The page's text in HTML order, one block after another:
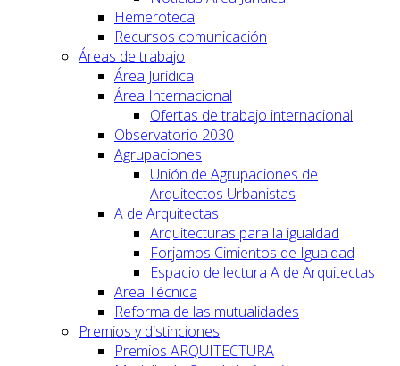
Hemeroteca
Recursos comunicación
Áreas de trabajo
Área Jurídica
Área Internacional
Ofertas de trabajo internacional
Observatorio 2030
Agrupaciones
Unión de Agrupaciones de
Arquitectos Urbanistas
A de Arquitectas
Arquitecturas para la igualdad
Forjamos Cimientos de Igualdad
Espacio de lectura A de Arquitectas
Area Técnica
Reforma de las mutualidades
Premios y distinciones
Premios ARQUITECTURA